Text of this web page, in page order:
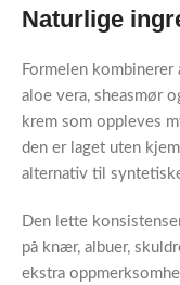
Naturlige
Formelen kombinerer
aloe vera, sheasmør
krem som oppleves
den er laget uten
alternativ til
Den lette
på knær, albuer,
ekstra